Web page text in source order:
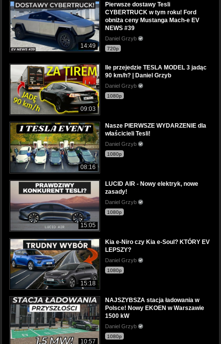
14:49
Pierwsze dostawy Tesli
CYBERTRUCK w tym roku! Ford
obniża ceny Mustanga Mach-e EV
NEWS #39
Daniel Grzyb
720p
09:03
Ile przejedzie TESLA MODEL 3 jadąc
90 km/h? | Daniel Grzyb
Daniel Grzyb
1080p
08:16
Nasze PIERWSZE WYDARZENIE dla
właścicieli Tesli!
Daniel Grzyb
1080p
15:05
LUCID AIR - Nowy elektryk, nowe
zasady!
Daniel Grzyb
1080p
15:18
Kia e-Niro czy Kia e-Soul? KTÓRY EV
LEPSZY?
Daniel Grzyb
1080p
10:57
NAJSZYBSZA stacja ładowania w
Polsce! Nowy EKOEN w Warszawie
1500 kW
Daniel Grzyb
1080p